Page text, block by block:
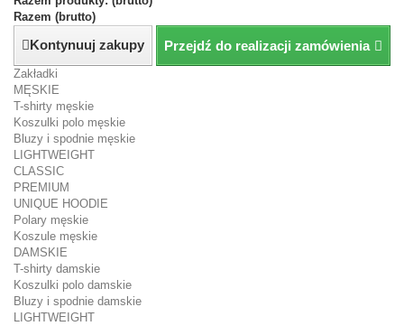
Razem (brutto)
Kontynuuj zakupy Przejdź do realizacji zamówienia
Zakładki
MĘSKIE
T-shirty męskie
Koszulki polo męskie
Bluzy i spodnie męskie
LIGHTWEIGHT
CLASSIC
PREMIUM
UNIQUE HOODIE
Polary męskie
Koszule męskie
DAMSKIE
T-shirty damskie
Koszulki polo damskie
Bluzy i spodnie damskie
LIGHTWEIGHT